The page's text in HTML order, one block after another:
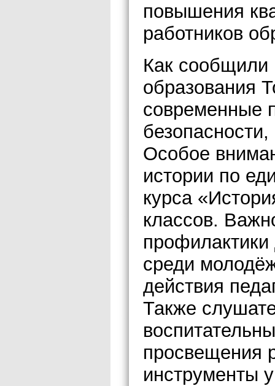
повышения
работников
Как
образования
современные
Особое
истории по
курса
классов.
профилактики
среди
действия
Также
просвещения
инструменты